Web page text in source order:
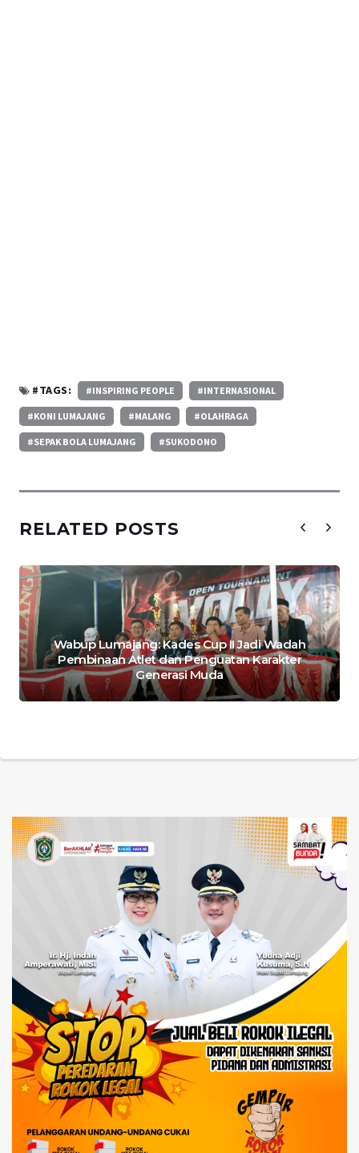
#TAGS: #INSPIRING PEOPLE #INTERNASIONAL
#KONI LUMAJANG #MALANG #OLAHRAGA
#SEPAK BOLA LUMAJANG #SUKODONO
RELATED POSTS
Wabup Lumajang: Kades Cup II Jadi Wadah
Pembinaan Atlet dan Penguatan Karakter
Generasi Muda